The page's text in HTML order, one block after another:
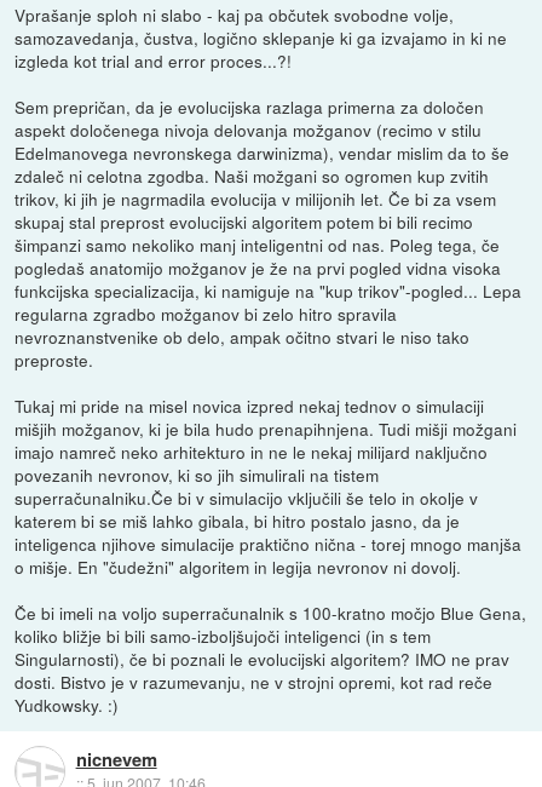
Vprašanje sploh ni slabo - kaj pa občutek svobodne volje,
samozavedanja, čustva, logično sklepanje ki ga izvajamo in ki ne
izgleda kot trial and error proces...?!
Sem prepričan, da je evolucijska razlaga primerna za določen
aspekt določenega nivoja delovanja možganov (recimo v stilu
Edelmanovega nevronskega darwinizma), vendar mislim da to še
zdaleč ni celotna zgodba. Naši možgani so ogromen kup zvitih
trikov, ki jih je nagrmadila evolucija v milijonih let. Če bi za vsem
skupaj stal preprost evolucijski algoritem potem bi bili recimo
šimpanzi samo nekoliko manj inteligentni od nas. Poleg tega, če
pogledaš anatomijo možganov je že na prvi pogled vidna visoka
funkcijska specializacija, ki namiguje na "kup trikov"-pogled... Lepa
regularna zgradbo možganov bi zelo hitro spravila
nevroznanstvenike ob delo, ampak očitno stvari le niso tako
preproste.
Tukaj mi pride na misel novica izpred nekaj tednov o simulaciji
mišjih možganov, ki je bila hudo prenapihnjena. Tudi mišji možgani
imajo namreč neko arhitekturo in ne le nekaj milijard naključno
povezanih nevronov, ki so jih simulirali na tistem
superračunalniku.Če bi v simulacijo vključili še telo in okolje v
katerem bi se miš lahko gibala, bi hitro postalo jasno, da je
inteligenca njihove simulacije praktično nična - torej mnogo manjša
o mišje. En "čudežni" algoritem in legija nevronov ni dovolj.
Če bi imeli na voljo superračunalnik s 100-kratno močjo Blue Gena,
koliko bližje bi bili samo-izboljšujoči inteligenci (in s tem
Singularnosti), če bi poznali le evolucijski algoritem? IMO ne prav
dosti. Bistvo je v razumevanju, ne v strojni opremi, kot rad reče
Yudkowsky. :)
nicnevem
::5. jun 2007, 10:46